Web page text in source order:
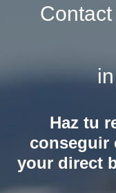
Contact
Haz tu
conseguir
your direct